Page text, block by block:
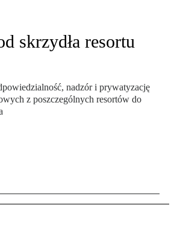
skrzydła resortu
nadzór i prywatyzację
z poszczególnych resortów do